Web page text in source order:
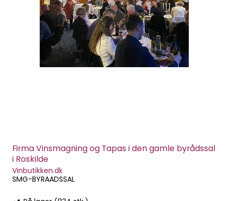
Firma Vinsmagning og Tapas i den gamle byrådssal
i Roskilde
Vinbutikken.dk
SMG-BYRAADSSAL